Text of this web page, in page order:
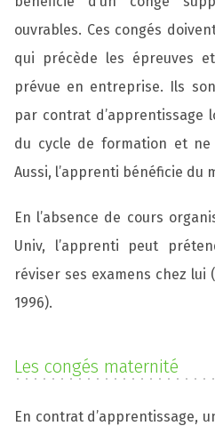
ouvrables. Ces congés
qui précède les épreuves
prévue en entreprise. Ils
par contrat d’apprentissage
du cycle de formation et
Aussi, l’apprenti bénéficie du
En l’absence de cours
Univ, l’apprenti peut
réviser ses examens chez lui
1996).
Les congés maternité
En contrat d’apprentissage,